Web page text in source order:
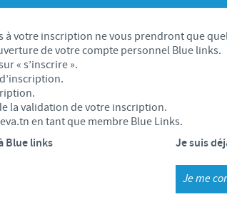
Canada (EN)
Chile
China
Korea
Mexico
Middle
à votre inscription ne vous prendront que
de votre compte personnel Blue links.
« s’inscrire ».
la validation de votre inscription.
en tant que membre Blue Links.
Blue links Je suis
Je me